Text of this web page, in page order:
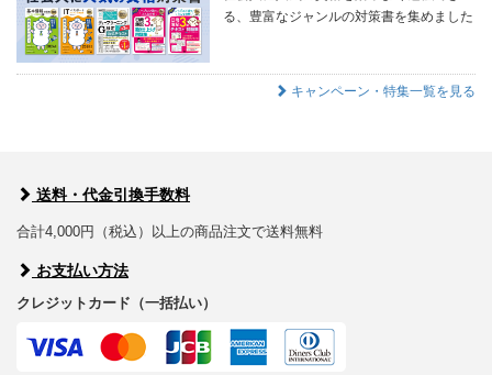
る、豊富なジャンルの対策書を集めました
キャンペーン・特集一覧を見る
送料・代金引換手数料
合計4,000円（税込）以上の商品注文で送料無料
お支払い方法
クレジットカード（一括払い）